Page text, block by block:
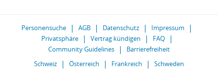
Personensuche AGB Datenschutz
Impressum
Privatsphäre
Vertrag kündigen
FAQ
Community Guidelines
Barrierefreiheit
Schweiz
Österreich Frankreich Schweden